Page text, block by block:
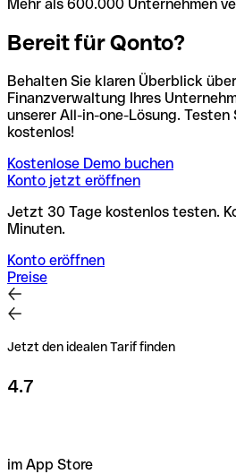
Mehr als 600.000 Unternehmen
Bereit für Qonto?
Behalten Sie klaren Überblick
Finanzverwaltung Ihres
unserer All-in-one-Lösung. Testen
kostenlos!
Kostenlose Demo buchen
Konto jetzt eröffnen
Jetzt 30 Tage kostenlos testen.
Minuten.
Konto eröffnen
Preise
Jetzt den idealen Tarif finden
4.7
im App Store